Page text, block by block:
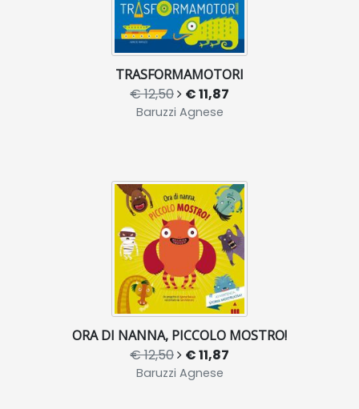
TRASFORMAMOTORI
€ 12,50 € 11,87
Baruzzi Agnese
ORA DI NANNA, PICCOLO MOSTRO!
€ 12,50 € 11,87
Baruzzi Agnese